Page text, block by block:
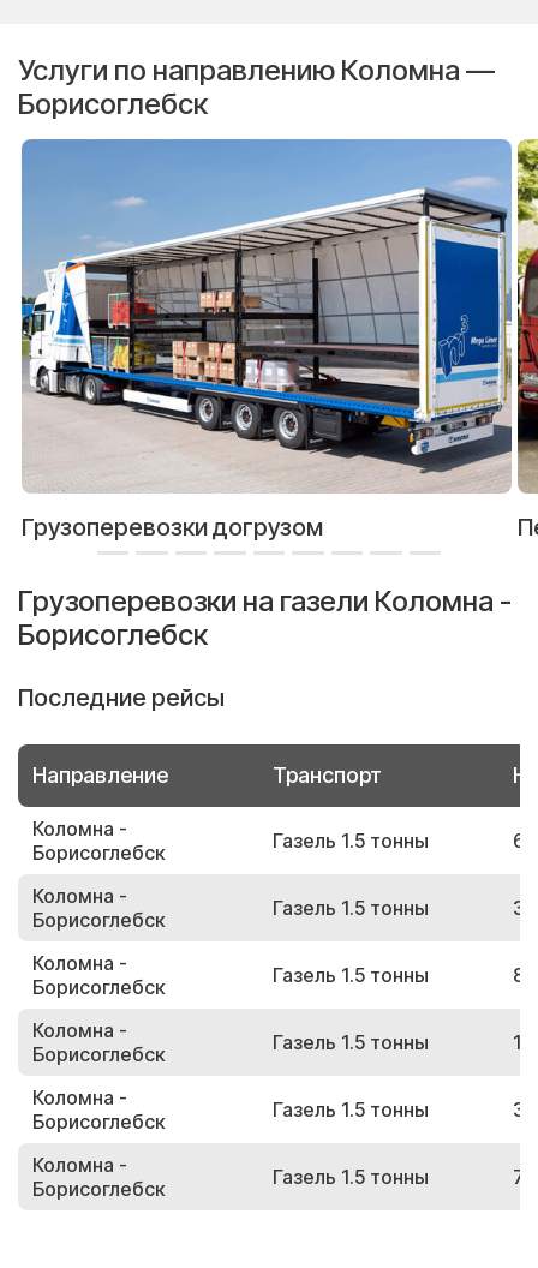
Услуги по направлению Коломна —
Борисоглебск
Грузоперевозки догрузом
Грузоперевозки на газели Коломна -
Борисоглебск
Последние рейсы
Направление Транспорт
Коломна -
Борисоглебск
Газель 1.5 тонны
Коломна -
Борисоглебск
Газель 1.5 тонны
Коломна -
Борисоглебск
Газель 1.5 тонны
Коломна -
Борисоглебск
Газель 1.5 тонны
Коломна -
Борисоглебск
Газель 1.5 тонны
Коломна -
Борисоглебск
Газель 1.5 тонны